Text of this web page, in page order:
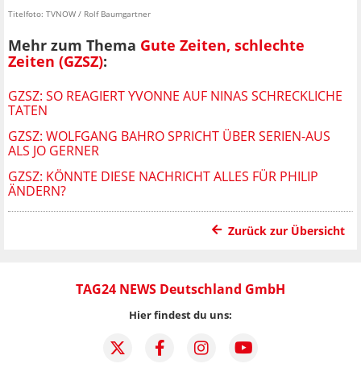
Titelfoto: TVNOW / Rolf Baumgartner
Mehr zum Thema Gute Zeiten, schlechte
Zeiten (GZSZ):
GZSZ: SO REAGIERT YVONNE AUF NINAS SCHRECKLICHE
TATEN
GZSZ: WOLFGANG BAHRO SPRICHT ÜBER SERIEN-AUS
ALS JO GERNER
GZSZ: KÖNNTE DIESE NACHRICHT ALLES FÜR PHILIP
ÄNDERN?
Zurück zur Übersicht
TAG24 NEWS Deutschland GmbH
Hier findest du uns: